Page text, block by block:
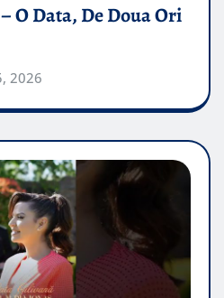
O Data, De Doua Ori
2026